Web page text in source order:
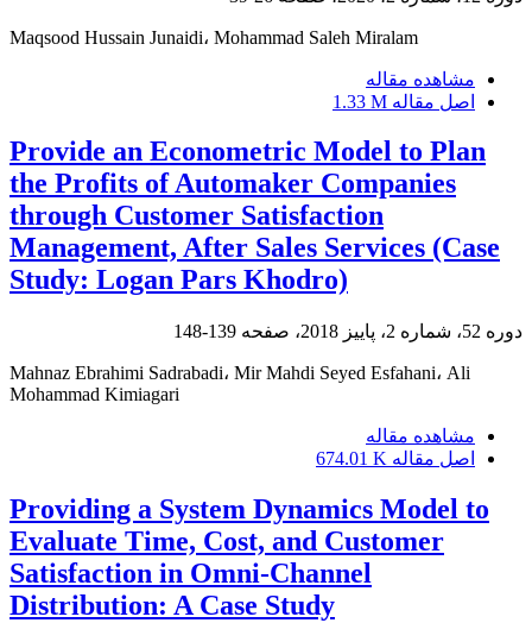
Maqsood Hussain Junaidi، Mohammad Saleh Miralam
مشاهده مقاله
اصل مقاله 1.33 M
Provide an Econometric Model to Plan
the Profits of Automaker Companies
through Customer Satisfaction
Management, After Sales Services (Case
Study: Logan Pars Khodro)
دوره 52، شماره 2، پاییز 2018، صفحه 139-148
Mahnaz Ebrahimi Sadrabadi، Mir Mahdi Seyed Esfahani، Ali
Mohammad Kimiagari
مشاهده مقاله
اصل مقاله 674.01 K
Providing a System Dynamics Model to
Evaluate Time, Cost, and Customer
Satisfaction in Omni-Channel
Distribution: A Case Study